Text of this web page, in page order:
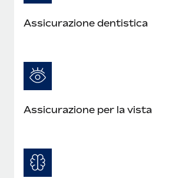
Assicurazione dentistica
Assicurazione per la vista